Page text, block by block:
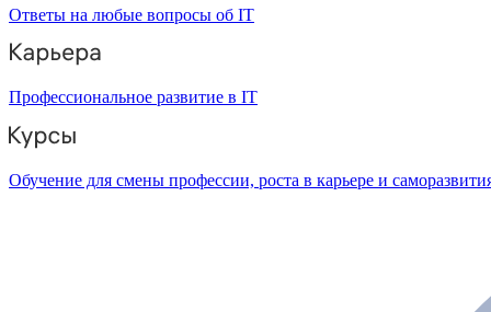
Ответы на любые вопросы об IT
Профессиональное развитие в IT
Обучение для смены профессии, роста в карьере и